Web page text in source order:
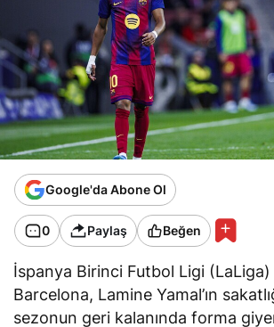
Google'da Abone Ol
0 Paylaş Beğen
İspanya Birinci Futbol Ligi
Barcelona, Lamine Yamal’ın
sezonun geri kalanında forma